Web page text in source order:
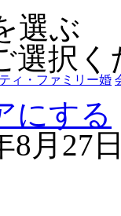
選ぶ
選択く
ィ・ファミリー婚
にする
8月27